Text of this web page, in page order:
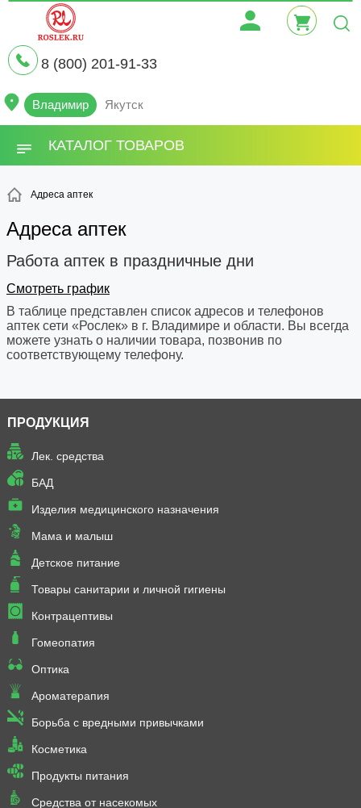
8 (800) 201-91-33
Владимир Якутск
КАТАЛОГ ТОВАРОВ
Адреса аптек
Адреса аптек
Работа аптек в праздничные дни
Смотреть график
В таблице представлен список адресов и телефонов
аптек сети «Рослек» в г. Владимире и области. Вы всегда
можете узнать о наличии товара, позвонив по
соответствующему телефону.
ПРОДУКЦИЯ
Лек. средства
БАД
Изделия медицинского назначения
Мама и малыш
Детское питание
Товары санитарии и личной гигиены
Контрацептивы
Гомеопатия
Оптика
Ароматерапия
Борьба с вредными привычками
Косметика
Продукты питания
Средства от насекомых